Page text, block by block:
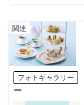
フォトギャラリー
ー